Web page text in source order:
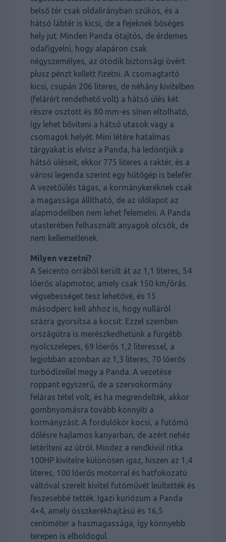
belső tér csak oldalirányban szűkös, és a
hátsó lábtér is kicsi, de a fejeknek bőséges
hely jut. Minden Panda ötajtós, de érdemes
odafigyelni, hogy alapáron csak
négyszemélyes, az ötödik biztonsági övért
plusz pénzt kellett fizetni. A csomagtartó
kicsi, csupán 206 literes, de néhány kivitelben
(felárért rendelhető volt) a hátsó ülés két
részre osztott és 80 mm-es sínen eltolható,
így lehet bővíteni a hátsó utasok vagy a
csomagok helyét. Mini létére hatalmas
tárgyakat is elvisz a Panda, ha ledöntjük a
hátsó üléseit, ekkor 775 literes a raktér, és a
városi legenda szerint egy hűtőgép is belefér.
A vezetőülés tágas, a kormánykeréknek csak
a magassága állítható, de az ülőlapot az
alapmodellben nem lehet felemelni. A Panda
utasterében felhasznált anyagok olcsók, de
nem kellemetlenek.
Milyen vezetni?
A Seicento orrából került át az 1,1 literes, 54
lóerős alapmotor, amely csak 150 km/órás
végsebességet tesz lehetővé, és 15
másodperc kell ahhoz is, hogy nulláról
százra gyorsítsa a kocsit. Ezzel szemben
országútra is merészkedhetünk a fürgébb
nyolcszelepes, 69 lóerős 1,2 literessel, a
legjobban azonban az 1,3 literes, 70 lóerős
turbódízellel megy a Panda. A vezetése
roppant egyszerű, de a szervokormány
feláras tétel volt, és ha megrendelték, akkor
gombnyomásra tovább könnyíti a
kormányzást. A fordulókör kocsi, a futómű
dőlésre hajlamos kanyarban, de azért nehéz
letéríteni az útról. Mindez a rendkívül ritka
100HP kivitelre különösen igaz, hiszen az 1,4
literes, 100 lóerős motorral és hatfokozatú
váltóval szerelt kivitel futóművét leültették és
feszesebbé tették. Igazi kuriózum a Panda
4×4, amely összkerékhajtású és 16,5
centiméter a hasmagassága, így könnyebb
terepen is elboldogul.